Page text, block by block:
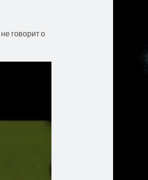
говорит о